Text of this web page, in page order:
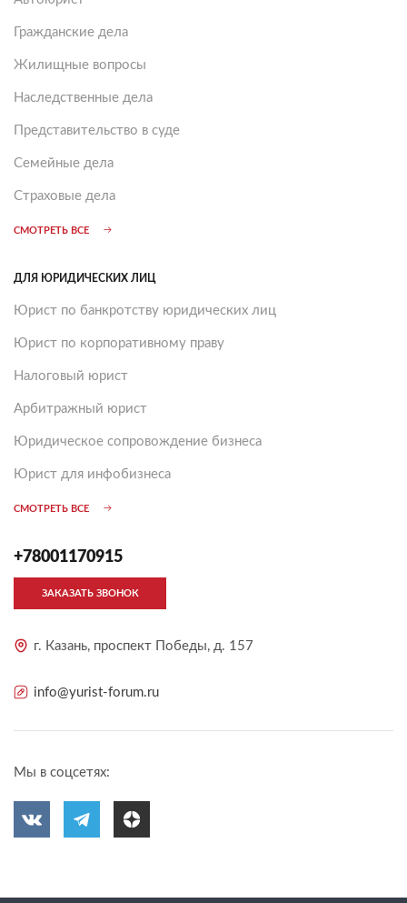
Гражданские дела
Жилищные вопросы
Наследственные дела
Представительство в суде
Семейные дела
Страховые дела
СМОТРЕТЬ ВСЕ
ДЛЯ ЮРИДИЧЕСКИХ ЛИЦ
Юрист по банкротству юридических лиц
Юрист по корпоративному праву
Налоговый юрист
Арбитражный юрист
Юридическое сопровождение бизнеса
Юрист для инфобизнеса
СМОТРЕТЬ ВСЕ
+78001170915
ЗАКАЗАТЬ ЗВОНОК
г. Казань, проспект Победы, д. 157
info@yurist-forum.ru
Мы в соцсетях: